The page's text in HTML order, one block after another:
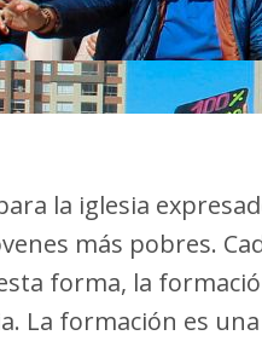
la iglesia
más pobres.
forma, la
formación es una